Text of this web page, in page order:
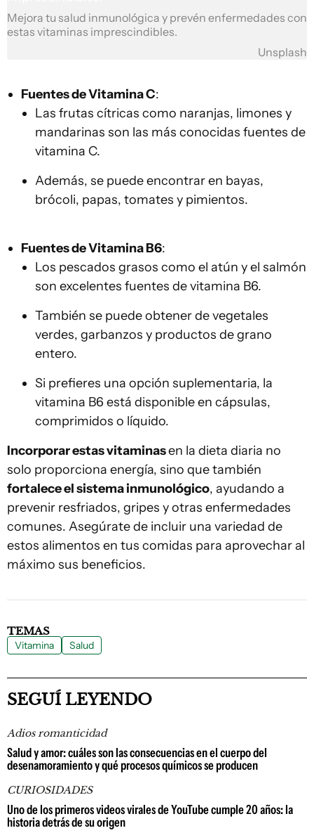
Mejora tu salud inmunológica y prevén enfermedades con
estas vitaminas imprescindibles.
Unsplash
Fuentes de Vitamina C:
Las frutas cítricas como naranjas, limones y
mandarinas son las más conocidas fuentes de
vitamina C.
Además, se puede encontrar en bayas,
brócoli, papas, tomates y pimientos.
Fuentes de Vitamina B6:
Los pescados grasos como el atún y el salmón
son excelentes fuentes de vitamina B6.
También se puede obtener de vegetales
verdes, garbanzos y productos de grano
entero.
Si prefieres una opción suplementaria, la
vitamina B6 está disponible en cápsulas,
comprimidos o líquido.
Incorporar estas vitaminasen la dieta diaria no
solo proporciona energía, sino que también
fortalece el sistema inmunológico, ayudando a
prevenir resfriados, gripes y otras enfermedades
comunes. Asegúrate de incluir una variedad de
estos alimentos en tus comidas para aprovechar al
máximo sus beneficios.
TEMAS
Vitamina Salud
SEGUÍ LEYENDO
Adios romanticidad
Salud y amor: cuáles son las consecuencias en el cuerpo del
desenamoramiento y qué procesos químicos se producen
CURIOSIDADES
Uno de los primeros videos virales de YouTube cumple 20 años: la
historia detrás de su origen